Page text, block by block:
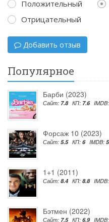
Положительный
Отрицательный
Добавить отзыв
Популярное
Барби (2023)
Сайт: 7.8 КП: 7.6 IMDB:
Форсаж 10 (2023)
Сайт: 5.5 КП: 6 IMDB:
1+1 (2011)
Сайт: 8.4 КП: 8.8 IMDB:
Бэтмен (2022)
Сайт: 7.5 КП: 6.9 IMDB: